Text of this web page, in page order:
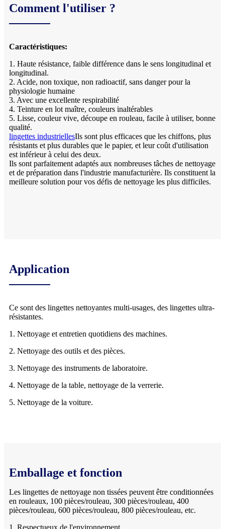
Comment l'utiliser ?
Caractéristiques:
1. Haute résistance, faible différence dans le sens longitudinal et
longitudinal.
2. Acide, non toxique, non radioactif, sans danger pour la
physiologie humaine
3. Avec une excellente respirabilité
4. Teinture en lot maître, couleurs inaltérables
5. Lisse, couleur vive, découpe en rouleau, facile à utiliser, bonne
qualité.
lingettes industriellesIls sont plus efficaces que les chiffons, plus
résistants et plus durables que le papier, et leur coût d'utilisation
est inférieur à celui des deux.
Ils sont parfaitement adaptés aux nombreuses tâches de nettoyage
et de préparation dans l'industrie manufacturière. Ils constituent la
meilleure solution pour vos défis de nettoyage les plus difficiles.
Application
Ce sont des lingettes nettoyantes multi-usages, des lingettes ultra-
résistantes.
1. Nettoyage et entretien quotidiens des machines.
2. Nettoyage des outils et des pièces.
3. Nettoyage des instruments de laboratoire.
4. Nettoyage de la table, nettoyage de la verrerie.
5. Nettoyage de la voiture.
Emballage et fonction
Les lingettes de nettoyage non tissées peuvent être conditionnées
en rouleaux, 100 pièces/rouleau, 300 pièces/rouleau, 400
pièces/rouleau, 600 pièces/rouleau, 800 pièces/rouleau, etc.